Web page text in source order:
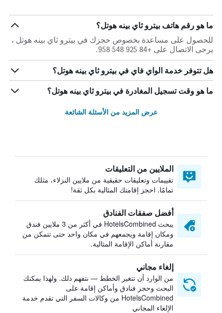
ما هو رقم هاتف بيترو ثاي بينه هوتل؟
للحصول على مساعدة بخصوص حجزك في بيترو ثاي بينه هوتل ،
يرجى الاتصال على +84 925 548 958.
هل تتوفر خدمة الواي فاي في بيترو ثاي بينه هوتل؟
ما هو وقت تسجيل المغادرة في بيترو ثاي بينه هوتل؟
عرض المزيد من الأسئلة الشائعة
الملايين من التعليقات
تقييمات وتعليقات حقيقية من ملايين النزلاء، مثلك
تمامًا. احجز إقامتك المثالية بكل ثقة!
أفضل صفقات الفنادق
يبحث HotelsCombined في أكثر من 3 ملايين فندق
ومكان إقامة ويجمعهم في مكان واحد حتى تتمكن من
مقارنة أماكن الإقامة المثالية.
إلغاء مجاني
من الوارد أن تتغير الخطط — نتفهم ذلك. ولهذا يمكنك
البحث وحجز فنادق وأماكن إقامة على
HotelsCombined من وكالات السفر التي تقدم خدمة
الإلغاء المجاني